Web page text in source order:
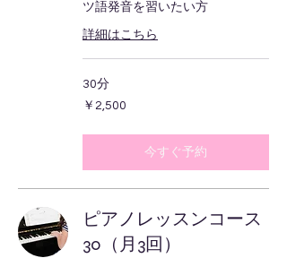
ツ語発音を習いたい方
詳細はこちら
30分
2,500
円
￥2,500
今すぐ予約
ピアノレッスンコース
30（月3回）